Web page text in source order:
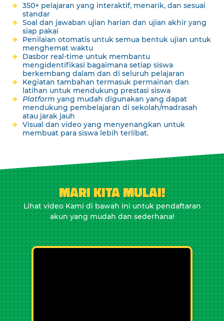
350+ pelajaran yang interaktif, menarik, dan sesuai
standar
Soal dan jawaban ujian harian dan ujian akhir yang
siap pakai
Penilaian otomatis untuk semua bentuk ujian untuk
menghemat waktu
Dasbor real-time untuk membantu
mengidentifikasi bagaimana setiap siswa
berkembang dalam dan di seluruh pelajaran
Kegiatan tambahan termasuk permainan dan
latihan untuk mendukung prestasi siswa
Platform yang mudah digunakan yang dapat
mendukung pembelajaran di sekolah/madrasah
atau jarak jauh
Visual dan video yang menyenangkan untuk
membuat para siswa lebih terlibat.
MARI KITA MULAI!
Lihat video Kami di bawah ini untuk pendaftaran
akun yang mudah dan sederhana!